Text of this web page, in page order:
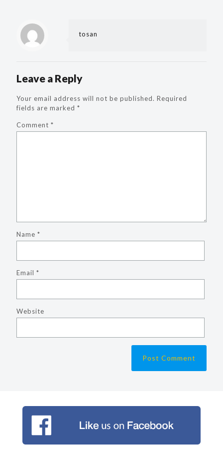
tosan
Leave a Reply
Your email address will not be published. Required
fields are marked *
Comment *
Name *
Email *
Website